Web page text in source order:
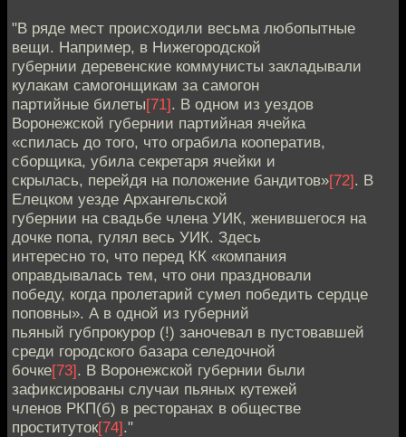
"В ряде мест происходили весьма любопытные
вещи. Например, в Нижегородской
губернии деревенские коммунисты закладывали
кулакам ­самогонщикам за самогон
партийные билеты[71]. В одном из уездов
Воронежской губернии партийная ячейка
«спилась до того, что ограбила кооператив,
сборщика, убила секретаря ячейки и
скрылась, перейдя на положение бандитов»[72]. В
Елецком уезде Архангельской
губернии на свадьбе члена УИК, женившегося на
дочке попа, гулял весь УИК. Здесь
интересно то, что перед КК «компания
оправдывалась тем, что они праздновали
победу, когда пролетарий сумел победить сердце
поповны». А в одной из губерний
пьяный губпрокурор (!) заночевал в пустовавшей
среди городского базара селедочной
бочке[73]. В Воронежской губернии были
зафиксированы случаи пьяных кутежей
членов РКП(б) в ресторанах в обществе
проституток[74]."